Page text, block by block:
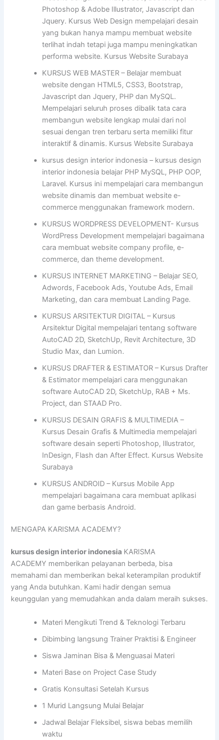
Photoshop & Adobe Illustrator, Javascript dan
Jquery. Kursus Web Design mempelajari desain
yang bukan hanya mampu membuat website
terlihat indah tetapi juga mampu meningkatkan
performa website. Kursus Website Surabaya
KURSUS WEB MASTER – Belajar membuat
website dengan HTML5, CSS3, Bootstrap,
Javascript dan Jquery, PHP dan MySQL.
Mempelajari seluruh proses dibalik tata cara
membangun website lengkap mulai dari nol
sesuai dengan tren terbaru serta memiliki fitur
interaktif & dinamis. Kursus Website Surabaya
kursus design interior indonesia – kursus design
interior indonesia belajar PHP MySQL, PHP OOP,
Laravel. Kursus ini mempelajari cara membangun
website dinamis dan membuat website e-
commerce menggunakan framework modern.
KURSUS WORDPRESS DEVELOPMENT- Kursus
WordPress Development mempelajari bagaimana
cara membuat website company profile, e-
commerce, dan theme development.
KURSUS INTERNET MARKETING – Belajar SEO,
Adwords, Facebook Ads, Youtube Ads, Email
Marketing, dan cara membuat Landing Page.
KURSUS ARSITEKTUR DIGITAL – Kursus
Arsitektur Digital mempelajari tentang software
AutoCAD 2D, SketchUp, Revit Architecture, 3D
Studio Max, dan Lumion.
KURSUS DRAFTER & ESTIMATOR – Kursus Drafter
& Estimator mempelajari cara menggunakan
software AutoCAD 2D, SketchUp, RAB + Ms.
Project, dan STAAD Pro.
KURSUS DESAIN GRAFIS & MULTIMEDIA –
Kursus Desain Grafis & Multimedia mempelajari
software desain seperti Photoshop, Illustrator,
InDesign, Flash dan After Effect. Kursus Website
Surabaya
KURSUS ANDROID – Kursus Mobile App
mempelajari bagaimana cara membuat aplikasi
dan game berbasis Android.
MENGAPA KARISMA ACADEMY?
kursus design interior indonesia KARISMA
ACADEMY memberikan pelayanan berbeda, bisa
memahami dan memberikan bekal keterampilan produktif
yang Anda butuhkan. Kami hadir dengan semua
keunggulan yang memudahkan anda dalam meraih sukses.
Materi Mengikuti Trend & Teknologi Terbaru
Dibimbing langsung Trainer Praktisi & Engineer
Siswa Jaminan Bisa & Menguasai Materi
Materi Base on Project Case Study
Gratis Konsultasi Setelah Kursus
1 Murid Langsung Mulai Belajar
Jadwal Belajar Fleksibel, siswa bebas memilih
waktu